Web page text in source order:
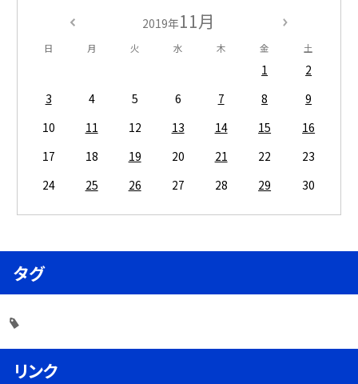
2019年11月
日 月 火 水 木 金 土
1
2
3
4 5 6 7 8
9
10
11 12 13 14 15
16
17
18 19 20 21 22
23
24
25 26 27 28 29 30
タグ
リンク